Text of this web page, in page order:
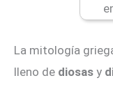
La mitología
lleno de diosas y